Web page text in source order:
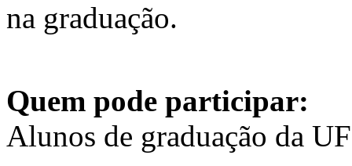
na graduação.
Quem pode participar:
Alunos de graduação da